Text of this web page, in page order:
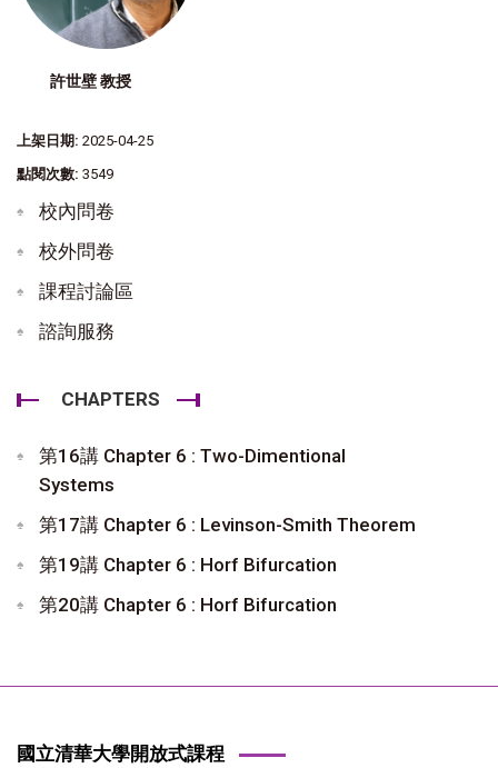
許世壁 教授
上架日期: 2025-04-25
點閱次數: 3549
校內問卷
校外問卷
課程討論區
諮詢服務
CHAPTERS
第16講 Chapter 6 : Two-Dimentional
Systems
第17講 Chapter 6 : Levinson-Smith Theorem
第19講 Chapter 6 : Horf Bifurcation
第20講 Chapter 6 : Horf Bifurcation
國立清華大學開放式課程